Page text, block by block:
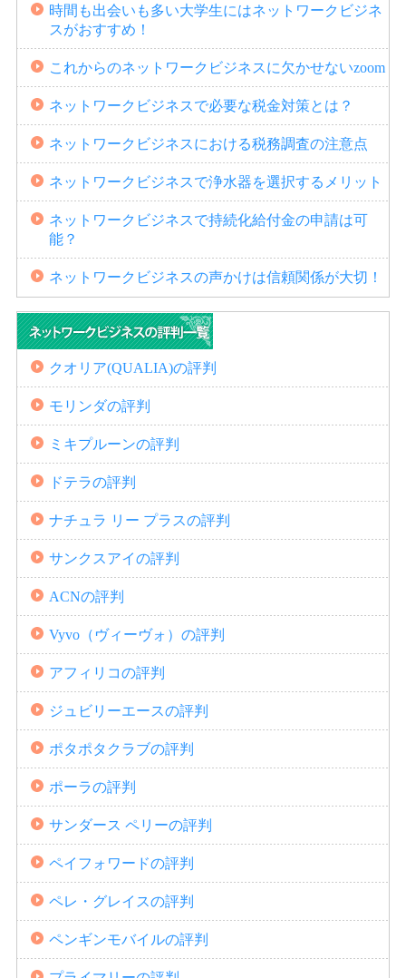
時間も出会いも多い大学生にはネットワークビジネ
スがおすすめ！
これからのネットワークビジネスに欠かせないzoom
ネットワークビジネスで必要な税金対策とは？
ネットワークビジネスにおける税務調査の注意点
ネットワークビジネスで浄水器を選択するメリット
ネットワークビジネスで持続化給付金の申請は可
能？
ネットワークビジネスの声かけは信頼関係が大切！
クオリア(QUALIA)の評判
モリンダの評判
ミキプルーンの評判
ドテラの評判
ナチュラ リー プラスの評判
サンクスアイの評判
ACNの評判
Vyvo（ヴィーヴォ）の評判
アフィリコの評判
ジュビリーエースの評判
ポタポタクラブの評判
ポーラの評判
サンダース ペリーの評判
ペイフォワードの評判
ペレ・グレイスの評判
ペンギンモバイルの評判